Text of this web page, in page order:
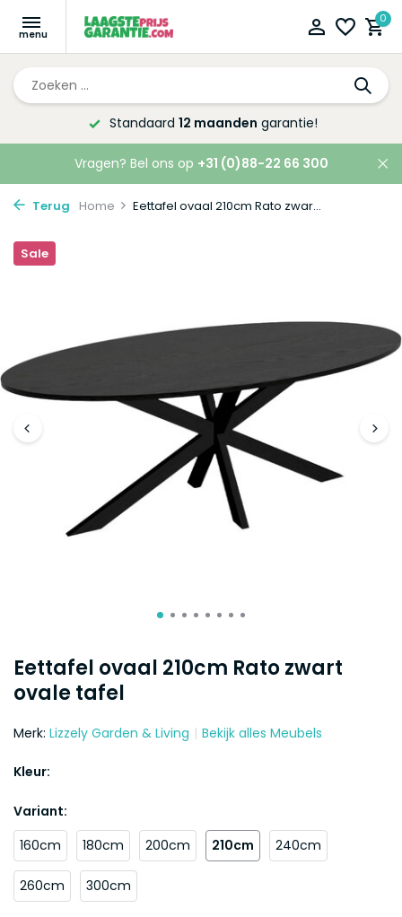
0
Altijd de laagsteprijsgarantie!
Vragen? Bel ons op +31 (0)88-22 66 300
Terug Home Eettafel ovaal 210cm Rato zwar...
Eettafel ovaal 210cm Rato zwart
ovale tafel
Sale
Merk: Lizzely Garden & Living Bekijk alles Meubels
Kleur:
Variant:
160cm
180cm 200cm 210cm 240cm
260cm 300cm